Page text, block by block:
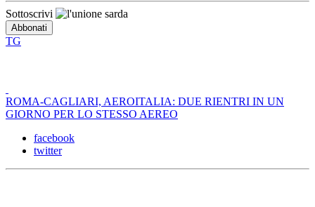
Sottoscrivi
TG
ROMA-CAGLIARI, AEROITALIA: DUE RIENTRI IN UN
GIORNO PER LO STESSO AEREO
facebook
twitter